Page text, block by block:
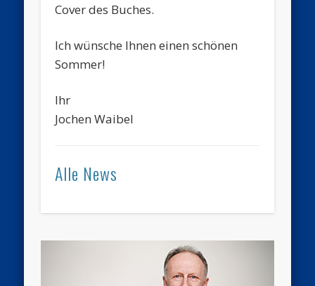
Cover des Buches.
Ich wünsche Ihnen einen schönen
Sommer!
Ihr
Jochen Waibel
Alle News